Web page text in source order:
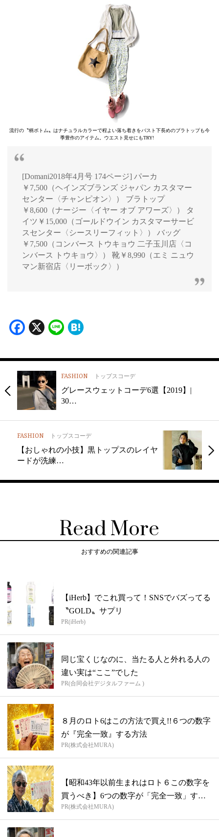
流行の〝柄ボトム〟はナチュラルカラーで程よい落ち着きをバスト下長めのブラトップも今
季豊作のアイテム。ウエスト見せにもTRY!
[Domani2018年4月号 174ページ] パーカ
￥7,500（ヘインズブランズ ジャパン カスタマー
センター〈チャンピオン〉） ブラトップ
￥8,600（ナージー〈イヤー オブ アワーズ〉） タ
イツ￥15,000（ゴールドウイン カスタマーサービ
スセンター〈シースリーフィット〉） バッグ
￥7,500（コンバース トウキョウ 二子玉川店〈コ
ンバース トウキョウ〉） 靴￥8,990（エミ ニュウ
マン新宿店〈リーボック〉）
Facebook
X Line
FASHION トップスコーデ
グレースウェットコーデ6選【2019】|
30…
FASHION トップスコーデ
【おしゃれの小技】黒トップスのレイヤ
ードが洗練…
Read More
おすすめの関連記事
【iHerb】でこれ買って！SNSでバズってる
〝GOLD〟サプリ
PR(iHerb)
同じ宝くじなのに、当たる人と外れる人の
違い実は“ここ”でした
PR(合同会社デジタルファーム )
８月のロト6はこの方法で買え!!６つの数字
が『完全一致』する方法
PR(株式会社MURA)
【昭和43年以前生まれはロト６この数字を
買うべき】6つの数字が「完全一致」する
方...
PR(株式会社MURA)